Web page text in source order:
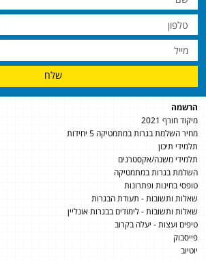
שלח
הרשמה
מיקוד חורף 2021
מחיר השלמת בגרות במתמטיקה 5 יחידות
תלמידי תיכון
תלמידי משנה/אקסטרנים
השלמת בגרות במתמטיקה
טופסי בחינות ופתרונות
שאלות ותשובות - תעודת הבגרות
שאלות ותשובות - לימודים בבגרות אונליין
טיפים ועצות - יעלה בקרוב
פייסבוק
יוטיוב